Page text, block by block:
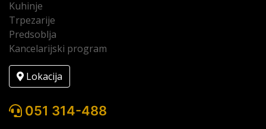
Kuhinje
Trpezarije
Predsoblja
Kancelarijski program
Lokacija
051 314-488